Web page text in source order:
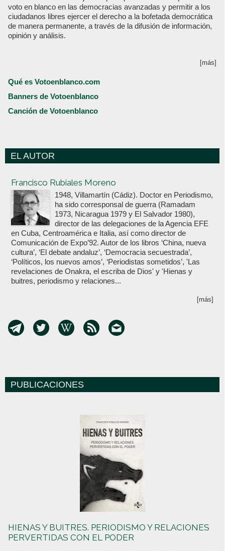
voto en blanco en las democracias avanzadas y permitir a los
ciudadanos libres ejercer el derecho a la bofetada democrática
de manera permanente, a través de la difusión de información,
opinión y análisis.
[más]
Qué es Votoenblanco.com
Banners de Votoenblanco
Canción de Votoenblanco
EL AUTOR
Francisco Rubiales Moreno
1948, Villamartín (Cádiz). Doctor en Periodismo,
ha sido corresponsal de guerra (Ramadam
1973, Nicaragua 1979 y El Salvador 1980),
director de las delegaciones de la Agencia EFE
en Cuba, Centroamérica e Italia, así como director de
Comunicación de Expo’92. Autor de los libros ‘China, nueva
cultura’, ‘El debate andaluz’, ‘Democracia secuestrada’,
‘Políticos, los nuevos amos’, ‘Periodistas sometidos’, 'Las
revelaciones de Onakra, el escriba de Dios' y 'Hienas y
buitres, periodismo y relaciones...
[más]
PUBLICACIONES
HIENAS Y BUITRES. PERIODISMO Y RELACIONES
PERVERTIDAS CON EL PODER